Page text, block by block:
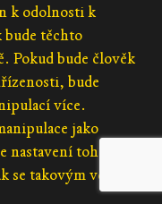
k odolnosti k
těchto
Pokud bude člověk
bude
více.
jako
nastavení toho
se takovým věcem